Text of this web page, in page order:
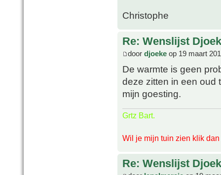
Christophe
Re: Wenslijst
door djoeke op 19 maart
De warmte is geen
deze zitten in een oud
mijn goesting.
Grtz Bart.
Wil je mijn tuin zien klik dan
Re: Wenslijst